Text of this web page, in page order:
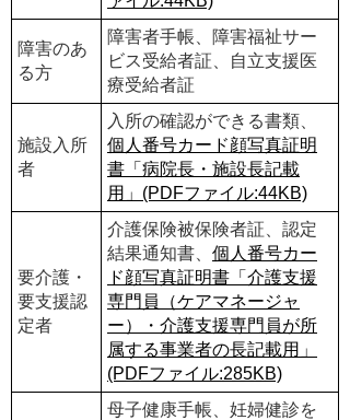
障害のあ
る方
障害者手帳、障害福祉サー
ビス受給者証、自立支援医
療受給者証
施設入所
者
入所の確認ができる書類、
個人番号カード顔写真証明
書「病院長・施設長記載
用」(PDFファイル:44KB)
要介護・
要支援認
定者
介護保険被保険者証、認定
結果通知書、 個人番号カー
ド顔写真証明書「介護支援
専門員（ケアマネージャ
ー）・介護支援専門員が所
属する事業者の長記載用」
(PDFファイル:285KB)
母子健康手帳、妊婦健診を